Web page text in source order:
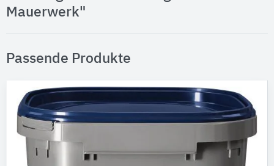
Mauerwerk"
Passende Produkte